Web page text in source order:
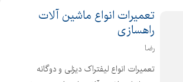
تعمیرات انواع ماشین آلات
راهسازی
رضا
تعمیرات انواع لیفتراک دیزلی و دوگانه